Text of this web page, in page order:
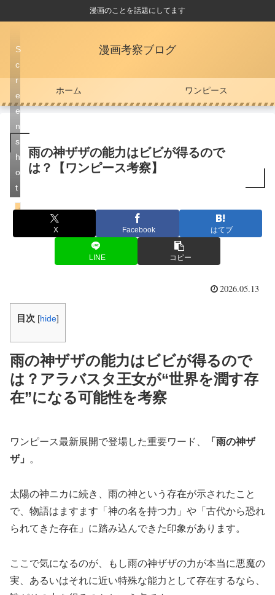
漫画のことを話題にしてます
漫画考察ブログ
ホーム ワンピース
雨の神ザザの能力はビビが得るので
は？【ワンピース考察】
エルバフ編
S
c
r
e
e
n
s
h
o
t
X Facebook はてブ
LINE コピー
2026.05.13
目次 [hide]
雨の神ザザの能力はビビが得るので
は？アラバスタ王女が“世界を潤す存
在”になる可能性を考察
ワンピース最新展開で登場した重要ワード、
「雨の神ザ
ザ」
。
太陽の神ニカに続き、雨の神という存在が示されたこと
で、物語はますます「神の名を持つ力」や「古代から恐れ
られてきた存在」に踏み込んできた印象があります。
ここで気になるのが、もし雨の神ザザの力が本当に悪魔の
実、あるいはそれに近い特殊な能力として存在するなら、